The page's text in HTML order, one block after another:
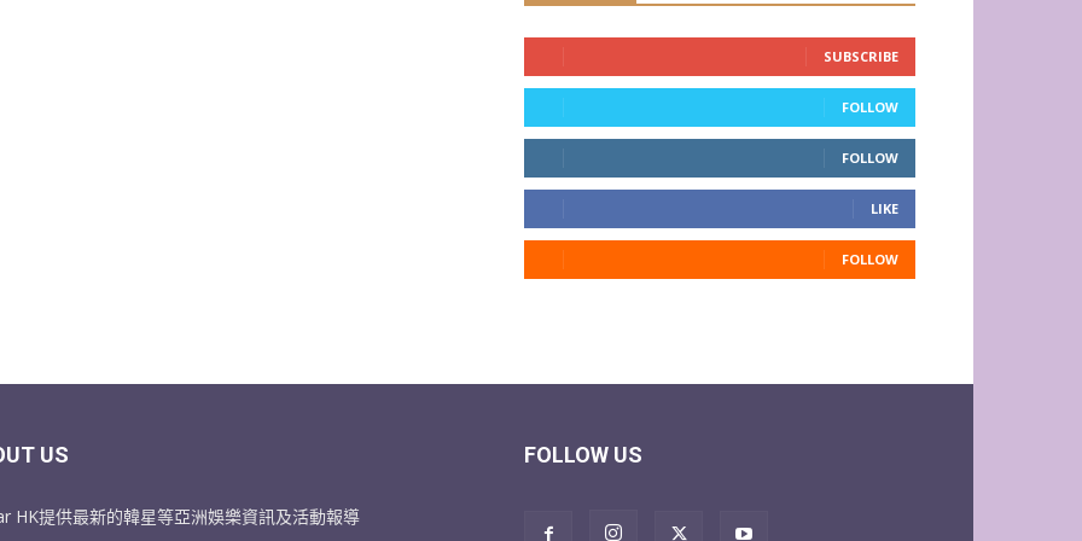
SUBSCRIBE
FOLLOW
FOLLOW
LIKE
FOLLOW
US
HK提供最新的韓星等亞洲娛樂資訊及活動報導
FOLLOW US